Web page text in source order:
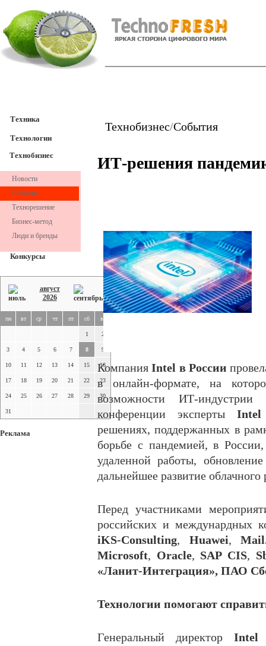
Техника
Технологии
Технобизнес
Новости
События
Технорешение
Бизнес-метод
Люди и бренды
Конкурсы
август
2026
пн вт ср чт пт сб вс
1 2
3 4 5 6 7 8 9
10 11 12 13 14 15 16
17 18 19 20 21 22 23
24 25 26 27 28 29 30
31
Реклама
Технобизнес/События
ИТ-решения
Компания Intel в России
в онлайн-формате, на
возможности ИТ-
конференции экспертыIntel
решениях, поддержанных в
борьбе с пандемией, в
удаленной работы,
дальнейшее развитие
Перед участниками
российских и междунардных
iKS-Consulting, Huawei,
Microsoft, Oracle, SAP CIS,
«Ланит-Интеграция», ПАО
Технологии помогают
Генеральный директор Intel